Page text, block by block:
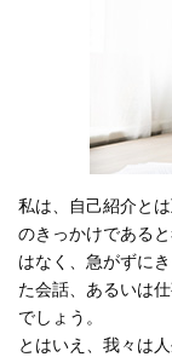
私は、自己紹介と
のきっかけである
はなく、急がずに
た会話、あるいは
でしょう。
とはいえ、我々は